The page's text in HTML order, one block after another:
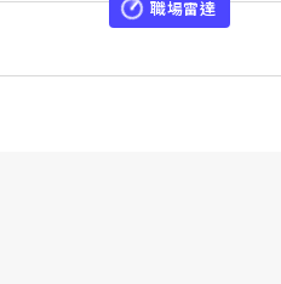
職場雷達